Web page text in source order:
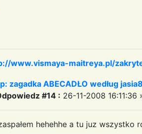
www.vismaya-maitreya.pl/
zagadka ABECADŁO według
#14 : 26-11-2008 16:11:36
hehehhe a tu juz